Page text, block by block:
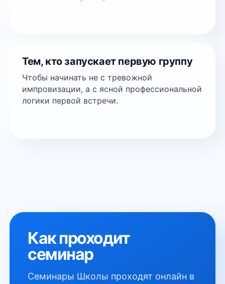
Тем, кто запускает первую группу
Чтобы начинать не с тревожной
импровизации, а с ясной профессиональной
логики первой встречи.
Как проходит
семинар
Семинары Школы проходят онлайн в